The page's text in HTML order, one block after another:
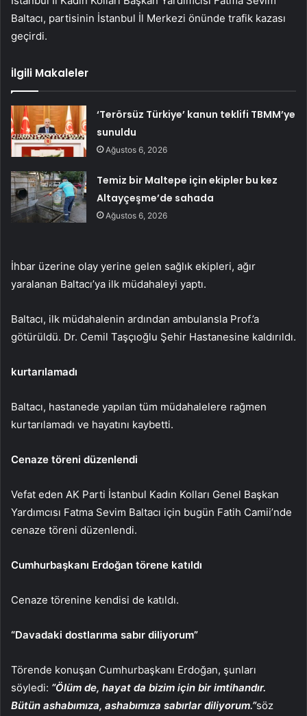
Baltacı, partisinin İstanbul İl Merkezi önünde trafik kazası
geçirdi.
İlgili Makaleler
‘Terörsüz Türkiye’ kanun teklifi TBMM’ye
sunuldu
Ağustos 6, 2026
Temiz bir Maltepe için ekipler bu kez
Altayçeşme’de sahada
Ağustos 6, 2026
İhbar üzerine olay yerine gelen sağlık ekipleri, ağır
yaralanan Baltacı’ya ilk müdahaleyi yaptı.
Baltacı, ilk müdahalenin ardından ambulansla Prof.’a
götürüldü. Dr. Cemil Taşçıoğlu Şehir Hastanesine kaldırıldı.
kurtarılamadı
Baltacı, hastanede yapılan tüm müdahalelere rağmen
kurtarılamadı ve hayatını kaybetti.
Cenaze töreni düzenlendi
Vefat eden AK Parti İstanbul Kadın Kolları Genel Başkan
Yardımcısı Fatma Sevim Baltacı için bugün Fatih Camii’nde
cenaze töreni düzenlendi.
Cumhurbaşkanı Erdoğan törene katıldı
Cenaze törenine kendisi de katıldı.
“Davadaki dostlarıma sabır diliyorum”
Törende konuşan Cumhurbaşkanı Erdoğan, şunları
söyledi: “Ölüm de, hayat da bizim için bir imtihandır.
Bütün ashabımıza, ashabımıza sabırlar diliyorum.”söz